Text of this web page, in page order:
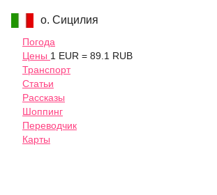
о. Сицилия
Погода
Цены 1 EUR = 89.1 RUB
Транспорт
Статьи
Рассказы
Шоппинг
Переводчик
Карты